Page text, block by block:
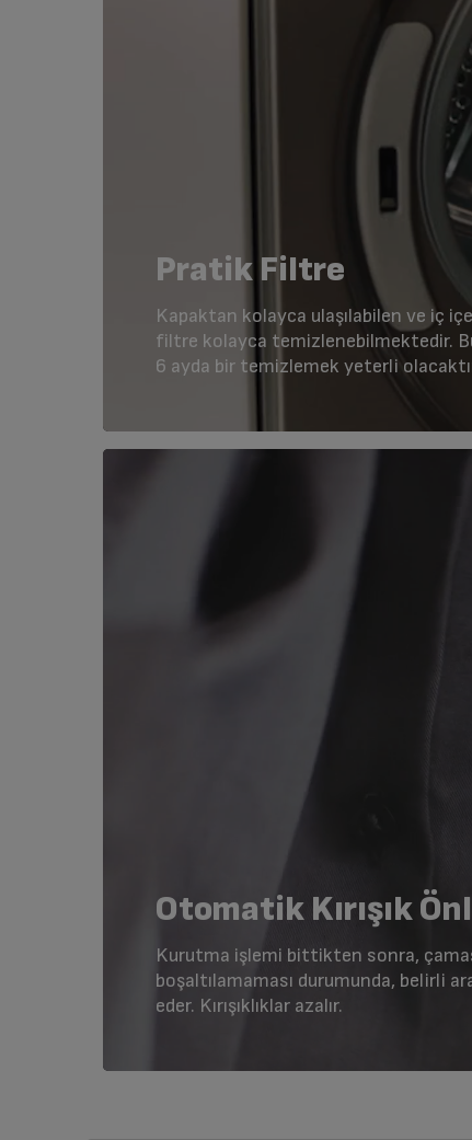
Pratik Filtre
Kapaktan kolayca ulaşılabilen ve iç
filtre kolayca temizlenebilmektedir.
6 ayda bir temizlemek yeterli
Otomatik Kırışık
Kurutma işlemi bittikten sonra,
boşaltılamaması durumunda, belirli
eder. Kırışıklıklar azalır.